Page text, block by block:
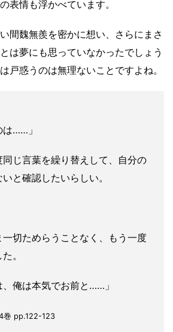
表情も浮かべています。
間魏無羨を密かに想い、さらにまさ
は夢にも思っていなかったでしょう
戸惑うのは無理ないことですよね。
は……」
同じ言葉を繰り替えして、自分の
と確認したいらしい。
切ためらうことなく、もう一度
。
、俺は本気でお前と……」
巻 pp.122-123